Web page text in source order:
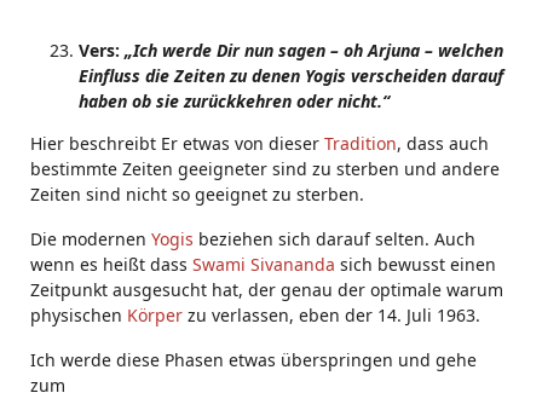
Vers: „Ich werde Dir nun sagen – oh Arjuna – welchen
Einfluss die Zeiten zu denen Yogis verscheiden darauf
haben ob sie zurückkehren oder nicht.“
Hier beschreibt Er etwas von dieser Tradition, dass auch
bestimmte Zeiten geeigneter sind zu sterben und andere
Zeiten sind nicht so geeignet zu sterben.
Die modernen Yogis beziehen sich darauf selten. Auch
wenn es heißt dass Swami Sivananda sich bewusst einen
Zeitpunkt ausgesucht hat, der genau der optimale warum
physischen Körper zu verlassen, eben der 14. Juli 1963.
Ich werde diese Phasen etwas überspringen und gehe
zum